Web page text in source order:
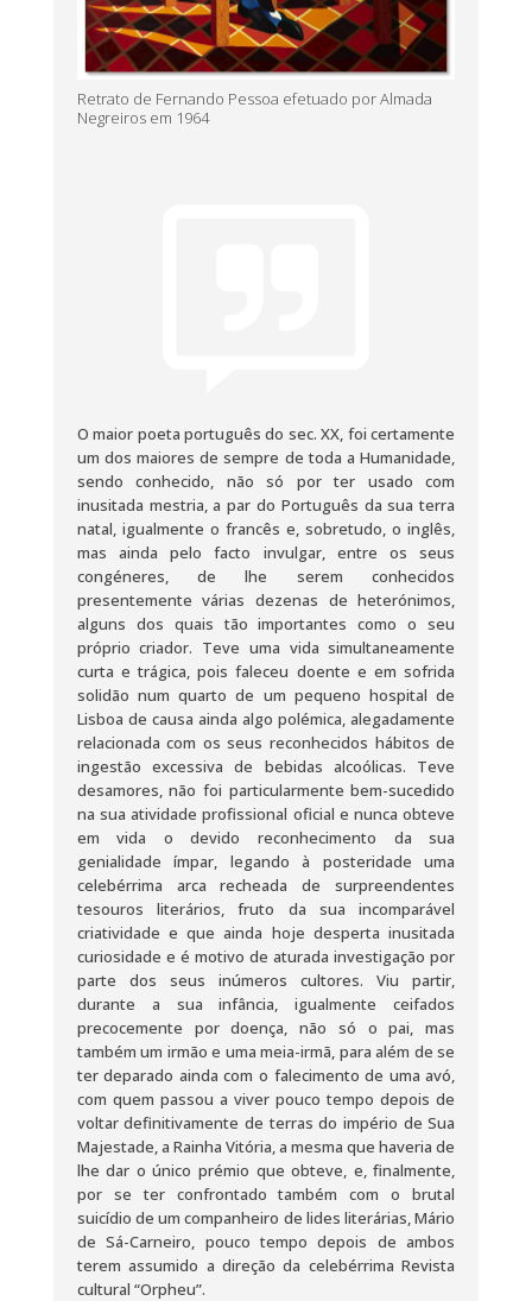
Retrato de Fernando Pessoa efetuado por Almada
Negreiros em 1964
O maior poeta português do sec. XX, foi certamente
um dos maiores de sempre de toda a Humanidade,
sendo conhecido, não só por ter usado com
inusitada mestria, a par do Português da sua terra
natal, igualmente o francês e, sobretudo, o inglês,
mas ainda pelo facto invulgar, entre os seus
congéneres, de lhe serem conhecidos
presentemente várias dezenas de heterónimos,
alguns dos quais tão importantes como o seu
próprio criador. Teve uma vida simultaneamente
curta e trágica, pois faleceu doente e em sofrida
solidão num quarto de um pequeno hospital de
Lisboa de causa ainda algo polémica, alegadamente
relacionada com os seus reconhecidos hábitos de
ingestão excessiva de bebidas alcoólicas. Teve
desamores, não foi particularmente bem-sucedido
na sua atividade profissional oficial e nunca obteve
em vida o devido reconhecimento da sua
genialidade ímpar, legando à posteridade uma
celebérrima arca recheada de surpreendentes
tesouros literários, fruto da sua incomparável
criatividade e que ainda hoje desperta inusitada
curiosidade e é motivo de aturada investigação por
parte dos seus inúmeros cultores. Viu partir,
durante a sua infância, igualmente ceifados
precocemente por doença, não só o pai, mas
também um irmão e uma meia-irmã, para além de se
ter deparado ainda com o falecimento de uma avó,
com quem passou a viver pouco tempo depois de
voltar definitivamente de terras do império de Sua
Majestade, a Rainha Vitória, a mesma que haveria de
lhe dar o único prémio que obteve, e, finalmente,
por se ter confrontado também com o brutal
suicídio de um companheiro de lides literárias, Mário
de Sá-Carneiro, pouco tempo depois de ambos
terem assumido a direção da celebérrima Revista
cultural “Orpheu”.